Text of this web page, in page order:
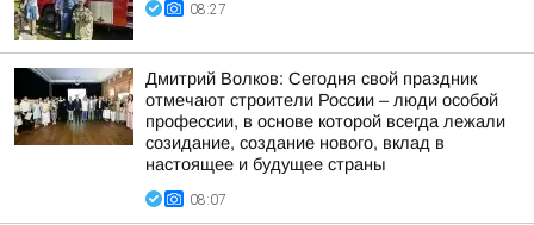
08:27
Дмитрий Волков: Сегодня свой праздник
отмечают строители России – люди особой
профессии, в основе которой всегда лежали
созидание, создание нового, вклад в
настоящее и будущее страны
08:07